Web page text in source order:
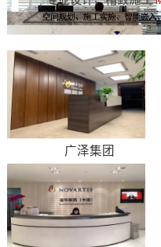
广泽集团